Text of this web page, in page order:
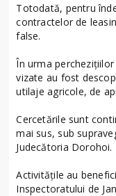
Totodată, pentru
contractelor de
false.
În urma
vizate au fost
utilaje agricole, de
Cercetările sunt
mai sus, sub
Judecătoria Dorohoi.
Activitățile au
Inspectoratului de